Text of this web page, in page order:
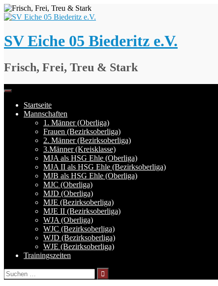
Springe
zum
SV Eiche 05 Biederitz e.V.
Frisch, Frei, Treu & Stark
Startseite
Mannschaften
1. Männer (Oberliga)
Frauen (Bezirksoberliga)
2. Männer (Bezirksoberliga)
3.Männer (Kreisklasse)
MJA als HSG Ehle (Oberliga)
MJA II als HSG Ehle (Bezirksoberliga)
MJB als HSG Ehle (Oberliga)
MJC (Oberliga)
MJD (Oberliga)
MJE (Bezirksoberliga)
MJE II (Bezirksoberliga)
WJA (Oberliga)
WJC (Bezirksoberliga)
WJD (Bezirksoberliga)
WJE (Bezirksoberliga)
Trainingszeiten
Suchen
nach: